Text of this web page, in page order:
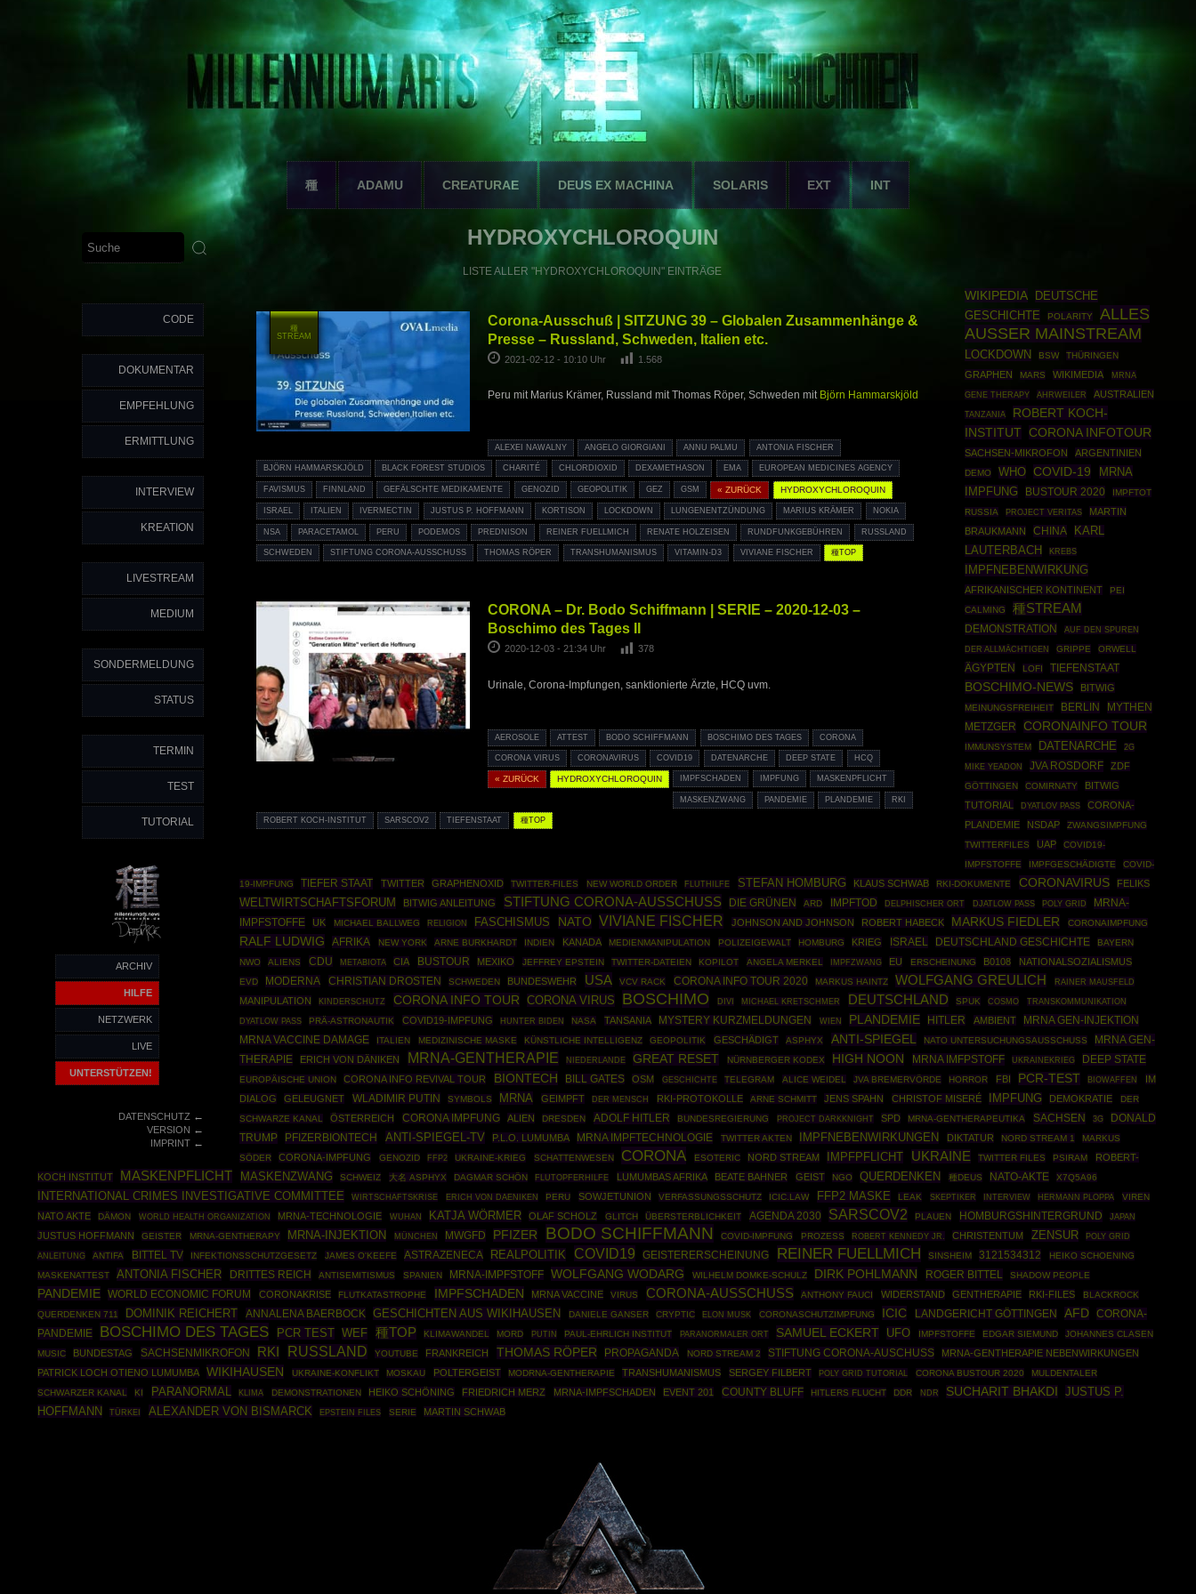
種 ADAMU CREATURAE DEUS EX MACHINA SOLARIS EXT INT
CODE
DOKUMENTAR
EMPFEHLUNG
ERMITTLUNG
INTERVIEW
KREATION
LIVESTREAM
MEDIUM
SONDERMELDUNG
STATUS
TERMIN
TEST
TUTORIAL
ARCHIV
HILFE
NETZWERK
LIVE
UNTERSTÜTZEN!
DATENSCHUTZ←
VERSION ←
IMPRINT←
HYDROXYCHLOROQUIN
LISTE ALLER "HYDROXYCHLOROQUIN" EINTRÄGE
Corona-Ausschuß | SITZUNG 39 – Globalen Zusammenhänge &
Presse – Russland, Schweden, Italien etc.
2021-02-12 - 10:10 Uhr 1.568
Peru mit Marius Krämer, Russland mit Thomas Röper, Schweden mit Björn Hammarskjöld
ALEXEI NAWALNY ANGELO GIORGIANI ANNU PALMU ANTONIA FISCHER
BJÖRN HAMMARSKJÖLD BLACK FOREST STUDIOS CHARITÉ CHLORDIOXID DEXAMETHASON EMA EUROPEAN MEDICINES AGENCY
FAVISMUS FINNLAND GEFÄLSCHTE MEDIKAMENTE GENOZID GEOPOLITIK GEZ GSM « ZURÜCK HYDROXYCHLOROQUIN
ISRAEL ITALIEN IVERMECTIN JUSTUS P. HOFFMANN KORTISON LOCKDOWN LUNGENENTZÜNDUNG MARIUS KRÄMER NOKIA
NSA PARACETAMOL PERU PODEMOS PREDNISON REINER FUELLMICH RENATE HOLZEISEN RUNDFUNKGEBÜHREN RUSSLAND
SCHWEDEN STIFTUNG CORONA-AUSSCHUSS THOMAS RÖPER TRANSHUMANISMUS VITAMIN-D3 VIVIANE FISCHER
種
STREAM
種TOP
CORONA – Dr. Bodo Schiffmann | SERIE – 2020-12-03 –
Boschimo des Tages II
2020-12-03 - 21:34 Uhr 378
Urinale, Corona-Impfungen, sanktionierte Ärzte, HCQ uvm.
AEROSOLE ATTEST BODO SCHIFFMANN BOSCHIMO DES TAGES CORONA
CORONA VIRUS CORONAVIRUS COVID19 DATENARCHE DEEP STATE HCQ
« ZURÜCK HYDROXYCHLOROQUIN IMPFSCHADEN IMPFUNG MASKENPFLICHT
MASKENZWANG PANDEMIE PLANDEMIE RKI
ROBERT KOCH-INSTITUT SARSCOV2 TIEFENSTAAT 種TOP
WIKIPEDIA
DEUTSCHE
GESCHICHTE
POLARITY
ALLES
AUSSER MAINSTREAM
LOCKDOWN BSW THÜRINGEN
GRAPHEN MARS WIKIMEDIA
MRNA
GENE THERAPY
AHRWEILER AUSTRALIEN
TANZANIA
ROBERT KOCH-
INSTITUT
CORONA INFOTOUR
SACHSEN-MIKROFON ARGENTINIEN
DEMO WHO COVID-19
MRNA
IMPFUNG
BUSTOUR 2020
IMPFTOT
RUSSIA
PROJECT VERITAS
MARTIN
BRAUKMANN
CHINA
KARL
LAUTERBACH
KREBS
IMPFNEBENWIRKUNG
AFRIKANISCHER KONTINENT
PEI
CALMING
種STREAM
DEMONSTRATION AUF DEN SPUREN
DER ALLMÄCHTIGEN GRIPPE ORWELL
ÄGYPTEN LOFI TIEFENSTAAT
BOSCHIMO-NEWS BITWIG
MEINUNGSFREIHEIT BERLIN
MYTHEN
METZGER
CORONAINFO TOUR
IMMUNSYSTEM DATENARCHE 2G
MIKE YEADON JVA ROSDORF ZDF
GÖTTINGEN COMIRNATY
BITWIG
TUTORIAL
DYATLOV PASS
CORONA-
PLANDEMIE
NSDAP
ZWANGSIMPFUNG
TWITTERFILES
UAP
COVID19-
IMPFSTOFFE
IMPFGESCHÄDIGTE
COVID-
19-IMPFUNG
TIEFER STAAT TWITTER GRAPHENOXID TWITTER-FILES NEW WORLD ORDER FLUTHILFE STEFAN HOMBURG KLAUS SCHWAB RKI-DOKUMENTE CORONAVIRUS FELIKS
WELTWIRTSCHAFTSFORUM BITWIG ANLEITUNG STIFTUNG CORONA-AUSSCHUSS DIE GRÜNEN ARD IMPFTOD DELPHISCHER ORT DJATLOW PASS POLY GRID
MRNA-
IMPFSTOFFE
UK MICHAEL BALLWEG RELIGION FASCHISMUS NATO VIVIANE FISCHER JOHNSON AND JOHNSON ROBERT HABECK MARKUS FIEDLER CORONAIMPFUNG
RALF LUDWIG AFRIKA NEW YORK ARNE BURKHARDT INDIEN KANADA MEDIENMANIPULATION POLIZEIGEWALT HOMBURG KRIEG ISRAEL DEUTSCHLAND GESCHICHTE
BAYERN
NWO
ALIENS CDU METABIOTA CIA BUSTOUR MEXIKO JEFFREY EPSTEIN TWITTER-DATEIEN KOPILOT ANGELA MERKEL IMPFZWANG EU ERSCHEINUNG B0108 NATIONALSOZIALISMUS
EVD MODERNA CHRISTIAN DROSTEN SCHWEDEN BUNDESWEHR USA VCV RACK CORONA INFO TOUR 2020 MARKUS HAINTZ WOLFGANG GREULICH RAINER MAUSFELD
MANIPULATION KINDERSCHUTZ CORONA INFO TOUR CORONA VIRUS BOSCHIMO DIVI MICHAEL KRETSCHMER DEUTSCHLAND SPUK COSMO TRANSKOMMUNIKATION
DYATLOW PASS PRÄ-ASTRONAUTIK COVID19-IMPFUNG HUNTER BIDEN NASA TANSANIA MYSTERY KURZMELDUNGEN WIEN PLANDEMIE HITLER AMBIENT MRNA GEN-INJEKTION
MRNA VACCINE DAMAGE ITALIEN MEDIZINISCHE MASKE KÜNSTLICHE INTELLIGENZ GEOPOLITIK GESCHÄDIGT ASPHYX ANTI-SPIEGEL NATO UNTERSUCHUNGSAUSSCHUSS
MRNA GEN-
THERAPIE
ERICH VON DÄNIKEN MRNA-GENTHERAPIE NIEDERLANDE GREAT RESET NÜRNBERGER KODEX HIGH NOON MRNA IMFPSTOFF UKRAINEKRIEG DEEP STATE
EUROPÄISCHE UNION CORONA INFO REVIVAL TOUR BIONTECH BILL GATES OSM GESCHICHTE TELEGRAM ALICE WEIDEL JVA BREMERVÖRDE HORROR FBI PCR-TEST BIOWAFFEN
IM
DIALOG
GELEUGNET WLADIMIR PUTIN SYMBOLS MRNA GEIMPFT DER MENSCH RKI-PROTOKOLLE ARNE SCHMITT JENS SPAHN CHRISTOF MISERÉ IMPFUNG DEMOKRATIE
DER
SCHWARZE KANAL
ÖSTERREICH CORONA IMPFUNG ALIEN DRESDEN ADOLF HITLER BUNDESREGIERUNG PROJECT DARKKNIGHT SPD MRNA-GENTHERAPEUTIKA SACHSEN 3G
DONALD
TRUMP
PFIZERBIONTECH ANTI-SPIEGEL-TV P.L.O. LUMUMBA MRNA IMPFTECHNOLOGIE TWITTER AKTEN IMPFNEBENWIRKUNGEN DIKTATUR NORD STREAM 1
MARKUS
SÖDER
CORONA-IMPFUNG GENOZID FFP2 UKRAINE-KRIEG SCHATTENWESEN CORONA ESOTERIC NORD STREAM IMPFPFLICHT UKRAINE TWITTER FILES PSIRAM
ROBERT-
KOCH INSTITUT
MASKENPFLICHT MASKENZWANG SCHWEIZ 大名 ASPHYX DAGMAR SCHÖN FLUTOPFERHILFE LUMUMBAS AFRIKA BEATE BAHNER GEIST NGO QUERDENKEN 種DEUS NATO-AKTE X7Q5A96
INTERNATIONAL CRIMES INVESTIGATIVE COMMITTEE WIRTSCHAFTSKRISE ERICH VON DAENIKEN PERU SOWJETUNION VERFASSUNGSSCHUTZ ICIC.LAW FFP2 MASKE LEAK SKEPTIKER INTERVIEW HERMANN PLOPPA VIREN
NATO AKTE DÄMON WORLD HEALTH ORGANIZATION MRNA-TECHNOLOGIE WUHAN KATJA WÖRMER OLAF SCHOLZ GLITCH ÜBERSTERBLICHKEIT AGENDA 2030 SARSCOV2 PLAUEN HOMBURGSHINTERGRUND JAPAN
JUSTUS HOFFMANN GEISTER MRNA-GENTHERAPY MRNA-INJEKTION MÜNCHEN MWGFD PFIZER BODO SCHIFFMANN COVID-IMPFUNG PROZESS ROBERT KENNEDY JR. CHRISTENTUM ZENSUR
POLY GRID
ANLEITUNG
ANTIFA BITTEL TV INFEKTIONSSCHUTZGESETZ JAMES O'KEEFE ASTRAZENECA REALPOLITIK COVID19 GEISTERERSCHEINUNG REINER FUELLMICH SINSHEIM 3121534312
HEIKO SCHOENING
MASKENATTEST
ANTONIA FISCHER DRITTES REICH ANTISEMITISMUS SPANIEN MRNA-IMPFSTOFF WOLFGANG WODARG WILHELM DOMKE-SCHULZ DIRK POHLMANN ROGER BITTEL SHADOW PEOPLE
PANDEMIE WORLD ECONOMIC FORUM CORONAKRISE FLUTKATASTROPHE IMPFSCHADEN MRNA VACCINE VIRUS CORONA-AUSSCHUSS ANTHONY FAUCI WIDERSTAND GENTHERAPIE RKI-FILES
BLACKROCK
QUERDENKEN 711
DOMINIK REICHERT ANNALENA BAERBOCK GESCHICHTEN AUS WIKIHAUSEN DANIELE GANSER CRYPTIC ELON MUSK CORONASCHUTZIMPFUNG ICIC LANDGERICHT GÖTTINGEN AFD CORONA-
PANDEMIE
BOSCHIMO DES TAGES PCR TEST WEF 種TOP KLIMAWANDEL MORD PUTIN PAUL-EHRLICH INSTITUT PARANORMALER ORT SAMUEL ECKERT UFO IMPFSTOFFE EDGAR SIEMUND
JOHANNES CLASEN
MUSIC
BUNDESTAG SACHSENMIKROFON RKI RUSSLAND YOUTUBE FRANKREICH THOMAS RÖPER PROPAGANDA NORD STREAM 2 STIFTUNG CORONA-AUSCHUSS
MRNA-GENTHERAPIE NEBENWIRKUNGEN
PATRICK LOCH OTIENO LUMUMBA
WIKIHAUSEN UKRAINE-KONFLIKT MOSKAU POLTERGEIST MODRNA-GENTHERAPIE TRANSHUMANISMUS SERGEY FILBERT POLY GRID TUTORIAL CORONA BUSTOUR 2020
MULDENTALER
SCHWARZER KANAL
KI PARANORMAL KLIMA DEMONSTRATIONEN HEIKO SCHÖNING FRIEDRICH MERZ MRNA-IMPFSCHADEN EVENT 201 COUNTY BLUFF HITLERS FLUCHT DDR NDR SUCHARIT BHAKDI
JUSTUS P.
HOFFMANN
TÜRKEI ALEXANDER VON BISMARCK EPSTEIN FILES SERIE MARTIN SCHWAB
Powered By :